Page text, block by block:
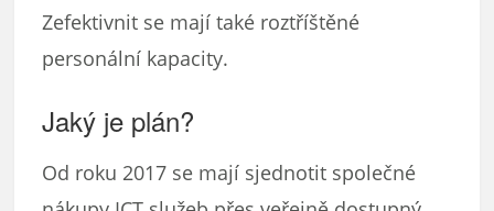
Zefektivnit se mají také roztříštěné
personální kapacity.
Jaký je plán?
Od roku 2017 se mají sjednotit společné